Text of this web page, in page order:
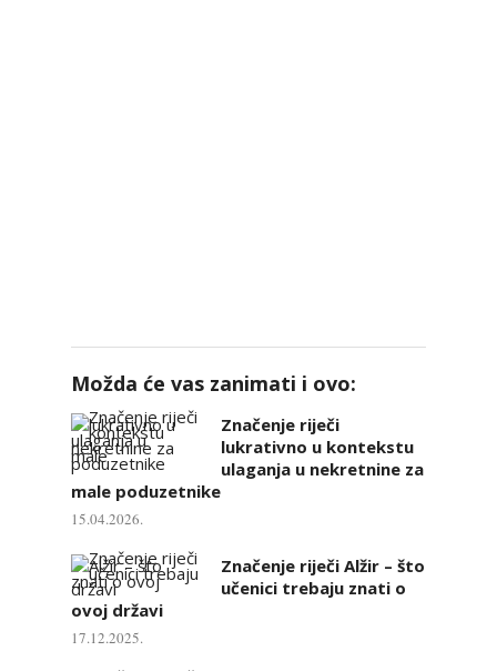
Možda će vas zanimati i ovo:
Značenje riječi
lukrativno u kontekstu
ulaganja u nekretnine za
male poduzetnike
15.04.2026.
Značenje riječi Alžir – što
učenici trebaju znati o
ovoj državi
17.12.2025.